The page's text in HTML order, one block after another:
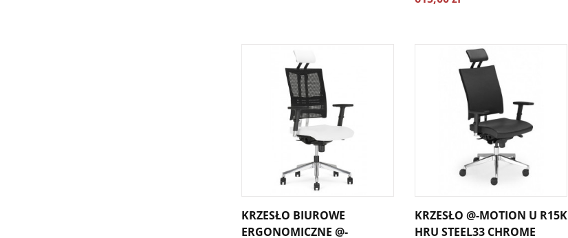
KRZESŁO BIUROWE
ERGONOMICZNE @-
KRZESŁO @-MOTION U R15K
HRU STEEL33 CHROME